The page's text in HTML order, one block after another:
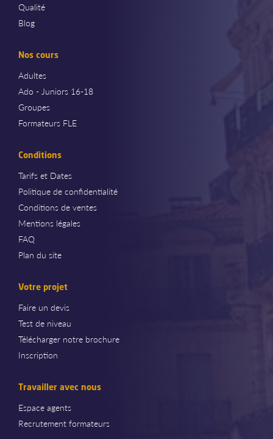
Qualité
Blog
Nos cours
Adultes
Ado - Juniors 16-18
Groupes
Formateurs FLE
Conditions
Tarifs et Dates
Politique de confidentialité
Conditions de ventes
Mentions légales
FAQ
Plan du site
Votre projet
Faire un devis
Test de niveau
Télécharger notre brochure
Inscription
Travailler avec nous
Espace agents
Recrutement formateurs